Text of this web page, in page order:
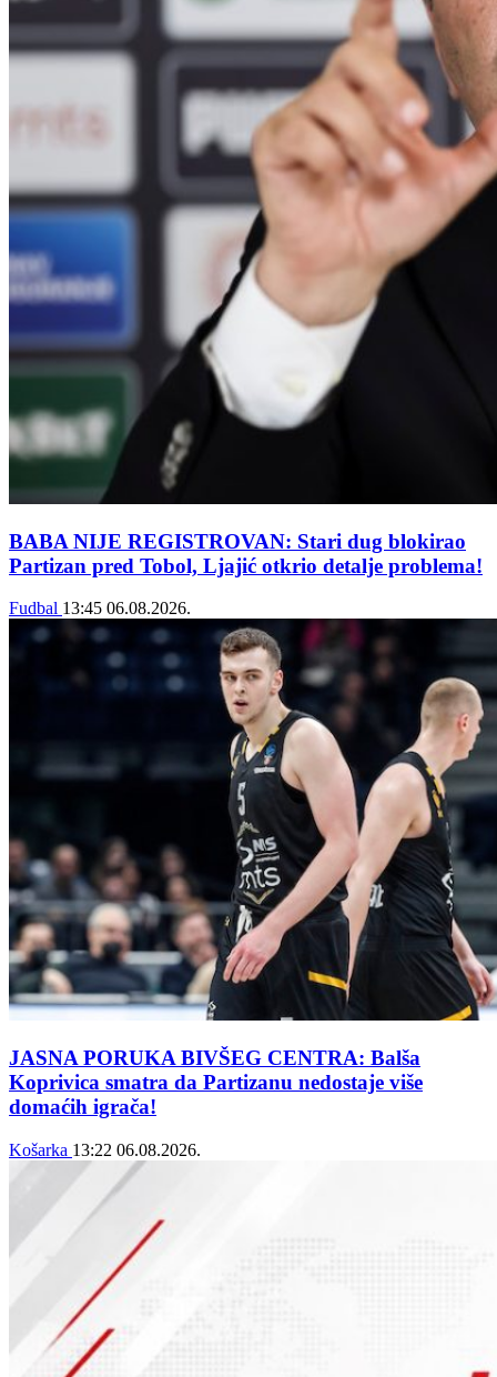
BABA NIJE REGISTROVAN: Stari dug blokirao
Partizan pred Tobol, Ljajić otkrio detalje problema!
Fudbal 13:45 06.08.2026.
JASNA PORUKA BIVŠEG CENTRA: Balša
Koprivica smatra da Partizanu nedostaje više
domaćih igrača!
Košarka 13:22 06.08.2026.